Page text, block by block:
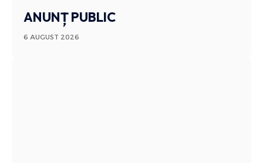
ANUNȚ PUBLIC
6 AUGUST 2026